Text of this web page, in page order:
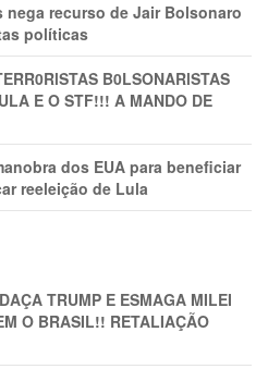
nega recurso de Jair Bolsonaro
políticas
B0LSONARlSTAS
E O STF!!! A MANDO DE
dos EUA para beneficiar
reeleição de Lula
TRUMP E ESMAGA MILEI
O BRASIL!! RETALIAÇÃO